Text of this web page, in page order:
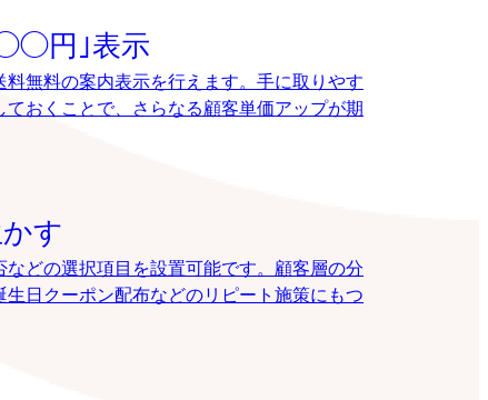
円｣表示
無料の案内表示を行えます。手に取りやす
おくことで、さらなる顧客単価アップが期
す
どの選択項目を設置可能です。顧客層の分
日クーポン配布などのリピート施策にもつ